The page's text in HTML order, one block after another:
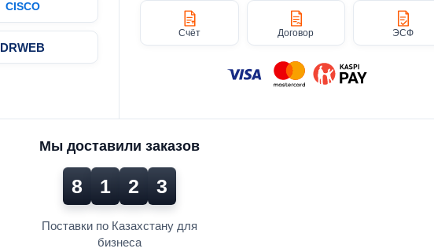
CISCO
DRWEB
Счёт Договор ЭСФ
Мы доставили заказов
8 1 2 3
Поставки по Казахстану для
бизнеса